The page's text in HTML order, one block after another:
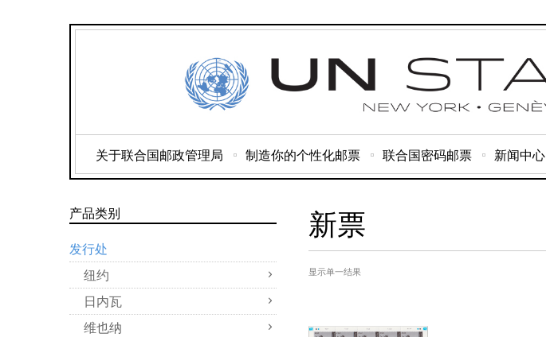
关于联合国邮政管理局 制造你的个性化邮票 联合国密码邮票 新闻中心
新票
显示单一结果
产品类别
发行处
纽约
日内瓦
维也纳